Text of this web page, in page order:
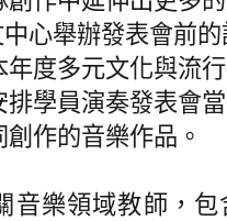
心舉辦發表會前
年度多元文化與流
排學員演奏發表會
作的音樂作品。
音樂領域教師，